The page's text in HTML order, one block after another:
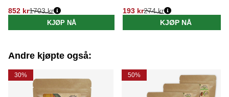
852 kr
Vanlig pris:
1703 kr
KJØP NÅ
193 kr
Vanlig pris:
274 kr
KJØP NÅ
Andre kjøpte også:
30% 50%